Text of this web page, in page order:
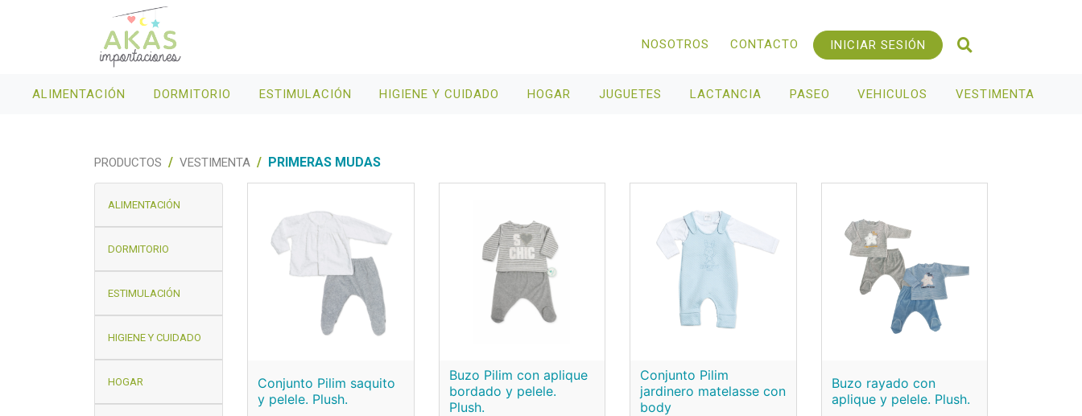
NOSOTROS CONTACTO INICIAR SESIÓN
ALIMENTACIÓN DORMITORIO ESTIMULACIÓN HIGIENE Y CUIDADO HOGAR JUGUETES LACTANCIA PASEO VEHICULOS VESTIMENTA
PRODUCTOS VESTIMENTA PRIMERAS MUDAS
ALIMENTACIÓN
DORMITORIO
ESTIMULACIÓN
HIGIENE Y CUIDADO
HOGAR
Conjunto Pilim saquito
y pelele. Plush.
Buzo Pilim con aplique
bordado y pelele.
Plush.
Conjunto Pilim
jardinero matelasse con
body
Buzo rayado con
aplique y pelele. Plush.